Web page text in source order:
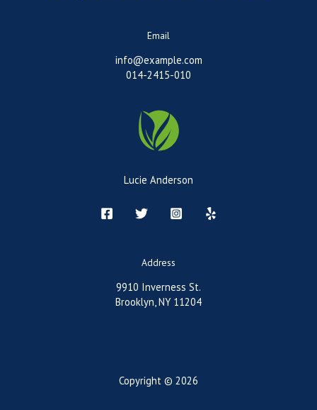
Email
info@example.com
014-2415-010
Lucie Anderson
Address
9910 Inverness St.
Brooklyn, NY 11204
Copyright © 2026